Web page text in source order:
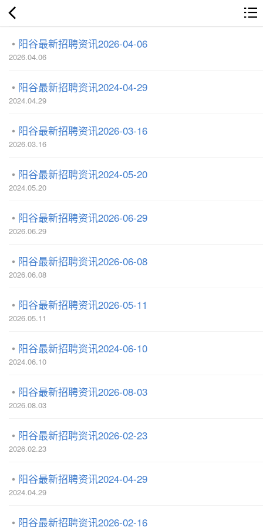
阳谷最新招聘资讯2026-04-06
2026.04.06
阳谷最新招聘资讯2024-04-29
2024.04.29
阳谷最新招聘资讯2026-03-16
2026.03.16
阳谷最新招聘资讯2024-05-20
2024.05.20
阳谷最新招聘资讯2026-06-29
2026.06.29
阳谷最新招聘资讯2026-06-08
2026.06.08
阳谷最新招聘资讯2026-05-11
2026.05.11
阳谷最新招聘资讯2024-06-10
2024.06.10
阳谷最新招聘资讯2026-08-03
2026.08.03
阳谷最新招聘资讯2026-02-23
2026.02.23
阳谷最新招聘资讯2024-04-29
2024.04.29
阳谷最新招聘资讯2026-02-16